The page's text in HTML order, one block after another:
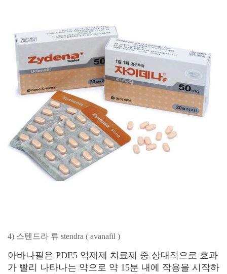
4) 스텐드라 류 stendra ( avanafil )
아바나필은 PDE5 억제제 치료제 중 상대적으로 효과
가 빨리 나타나는 약으로 약 15분 내에 작용을 시작하